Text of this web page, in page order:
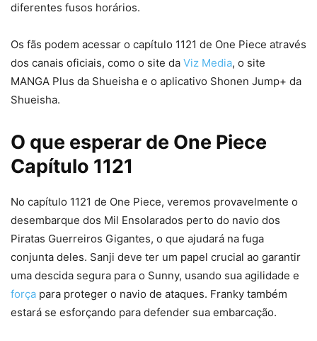
diferentes fusos horários.
Os fãs podem acessar o capítulo 1121 de One Piece através
dos canais oficiais, como o site da Viz Media, o site
MANGA Plus da Shueisha e o aplicativo Shonen Jump+ da
Shueisha.
O que esperar de One Piece
Capítulo 1121
No capítulo 1121 de One Piece, veremos provavelmente o
desembarque dos Mil Ensolarados perto do navio dos
Piratas Guerreiros Gigantes, o que ajudará na fuga
conjunta deles. Sanji deve ter um papel crucial ao garantir
uma descida segura para o Sunny, usando sua agilidade e
força para proteger o navio de ataques. Franky também
estará se esforçando para defender sua embarcação.